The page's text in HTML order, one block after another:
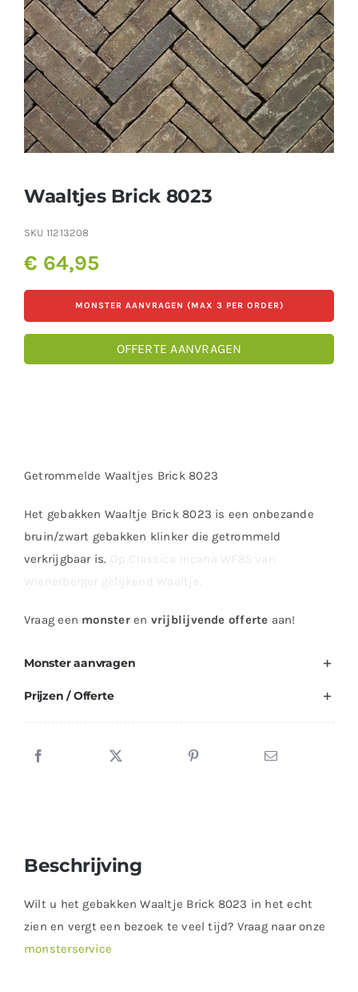
Contact
Offerte aanvragen
Waaltjes Brick 8023
SKU 11213208
€ 64,95
MONSTER AANVRAGEN (MAX 3 PER ORDER)
OFFERTE AANVRAGEN
Getrommelde Waaltjes Brick 8023
Het gebakken Waaltje Brick 8023 is een onbezande
bruin/zwart gebakken klinker die getrommeld
verkrijgbaar is.
Vraag een monsteren vrijblijvende offerte aan!
Monster aanvragen
Prijzen / Offerte
Beschrijving
Wilt u het gebakken Waaltje Brick 8023 in het echt
zien en vergt een bezoek te veel tijd? Vraag naar onze
monsterservice